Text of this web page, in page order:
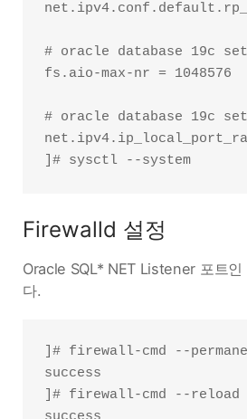
# oracle database 19c
fs.aio-max-nr = 1048576
# oracle database 19c
Firewalld 설정
Oracle SQL* NET Listener 포트
다.
]# firewall-cmd --
success
]# firewall-cmd --reload